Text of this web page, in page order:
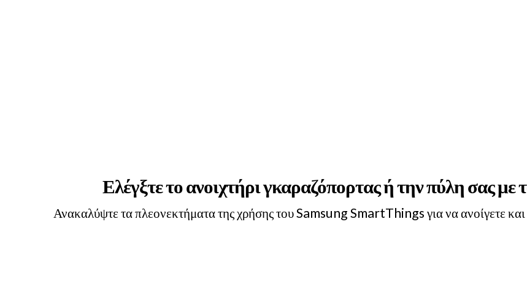
Ελέγξτε το ανοιχτήρι γκαραζόπορτας ή την πύλη σας
Ανακαλύψτε τα πλεονεκτήματα της χρήσης του Samsung SmartThings για να ανοίγετε και